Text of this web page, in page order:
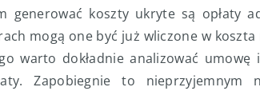
generować koszty ukryte są opłaty
mogą one być już wliczone w koszta
warto dokładnie analizować
Zapobiegnie to nieprzyjemnym